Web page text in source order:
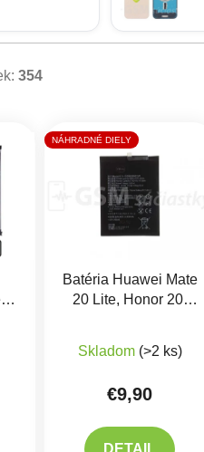
354
NÁHRADNÉ DIELY
Batéria Huawei Mate
20 Lite, Honor 20,
Skladom (>2 ks)
€9,90